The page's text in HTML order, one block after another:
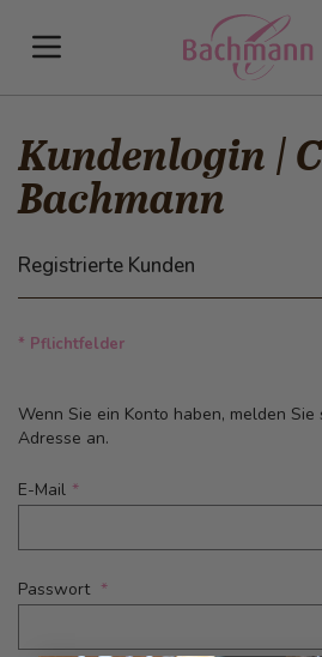
Kundenlogin |
Bachmann
Registrierte Kunden
* Pflichtfelder
Wenn Sie ein Konto haben, melden
Adresse an.
E-Mail
Passwort